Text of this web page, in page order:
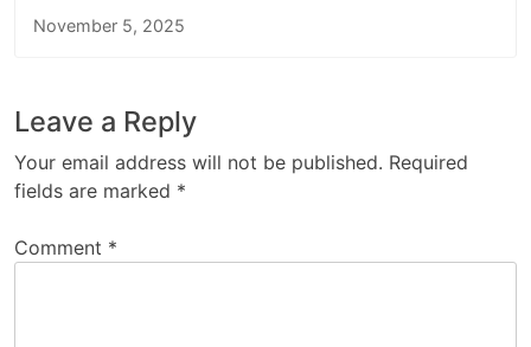
November 5, 2025
Leave a Reply
Your email address will not be published. Required
fields are marked *
Comment *